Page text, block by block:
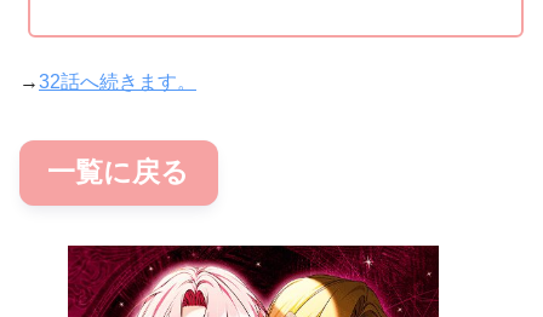
→32話へ続きます。
一覧に戻る